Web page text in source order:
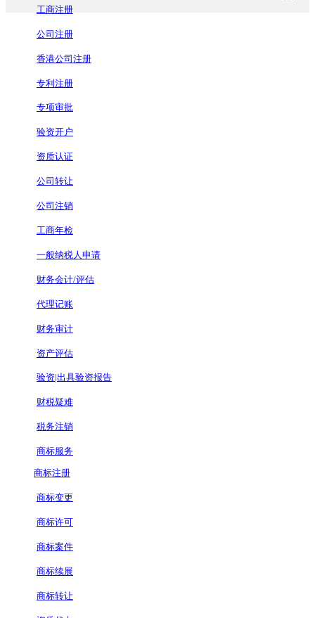
工商注册
公司注册
香港公司注册
专利注册
专项审批
验资开户
资质认证
公司转让
公司注销
工商年检
一般纳税人申请
财务会计/评估
代理记账
财务审计
资产评估
验资|出具验资报告
财税疑难
税务注销
商标服务
商标注册
商标变更
商标许可
商标案件
商标续展
商标转让